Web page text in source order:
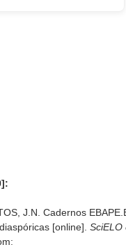
J.N. Cadernos
[online]. SciELO